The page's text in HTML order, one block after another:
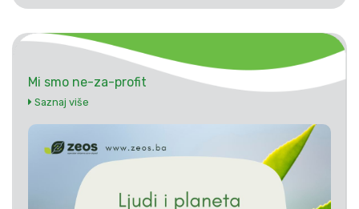
Mi smo ne-za-profit
Saznaj više